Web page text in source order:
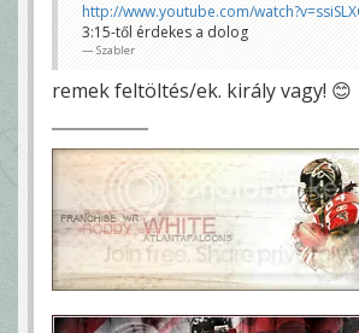
http://www.youtube.com/
3:15-től érdekes a dolog
Szabler
remek feltöltés/ek. király vagy! 😊